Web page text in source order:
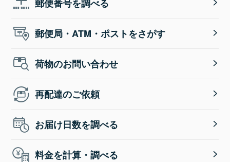
郵便番号を調べる
郵便局・ATM・ポストをさがす
荷物のお問い合わせ
再配達のご依頼
お届け日数を調べる
料金を計算・調べる